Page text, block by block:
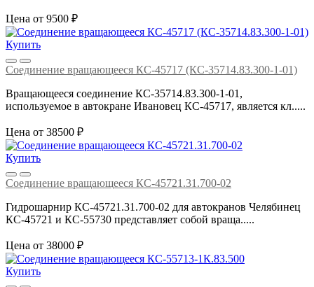
Цена от 9500 ₽
Купить
Соединение вращающееся КС-45717 (КС-35714.83.300-1-01)
Вращающееся соединение КС-35714.83.300-1-01,
используемое в автокране Ивановец КС-45717, является кл.....
Цена от 38500 ₽
Купить
Соединение вращающееся КС-45721.31.700-02
Гидрошарнир КС-45721.31.700-02 для автокранов Челябинец
КС-45721 и КС-55730 представляет собой враща.....
Цена от 38000 ₽
Купить